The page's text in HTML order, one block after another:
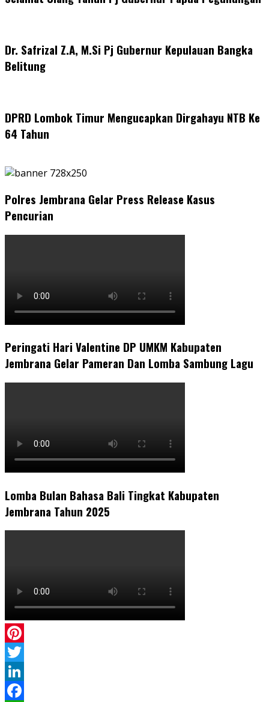
Dr. Safrizal Z.A, M.Si Pj Gubernur Kepulauan Bangka
Belitung
DPRD Lombok Timur Mengucapkan Dirgahayu NTB Ke
64 Tahun
Polres Jembrana Gelar Press Release Kasus
Pencurian
Peringati Hari Valentine DP UMKM Kabupaten
Jembrana Gelar Pameran Dan Lomba Sambung Lagu
Lomba Bulan Bahasa Bali Tingkat Kabupaten
Jembrana Tahun 2025
Pinterest
Twitter
LinkedIn